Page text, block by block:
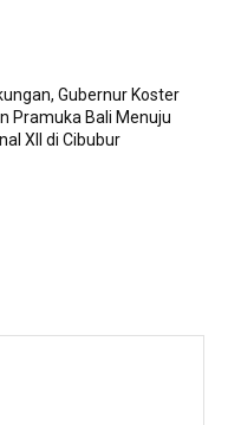
Gubernur Koster
Pramuka Bali Menuju
XII di Cibubur